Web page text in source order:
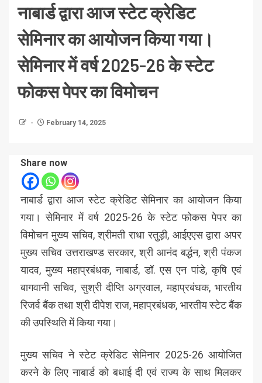
नाबार्ड द्वारा आज स्टेट क्रेडिट
सेमिनार का आयोजन किया गया।
सेमिनार में वर्ष 2025-26 के स्टेट
फोकस पेपर का विमोचन
February 14, 2025
Share now
नाबार्ड द्वारा आज स्टेट क्रेडिट सेमिनार का आयोजन किया
गया। सेमिनार में वर्ष 2025-26 के स्टेट फोकस पेपर का
विमोचन मुख्य सचिव, श्रीमती राधा रतुड़ी, आईएएस द्वारा अपर
मुख्य सचिव उत्तराखण्ड सरकार, श्री आनंद बर्द्धन, श्री पंकज
यादव, मुख्य महाप्रबंधक, नाबार्ड, डॉ. एस एन पांडे, कृषि एवं
बागवानी सचिव, सुश्री दीप्ति अग्रवाल, महाप्रबंधक, भारतीय
रिजर्व बैंक तथा श्री दीपेश राज, महाप्रबंधक, भारतीय स्टेट बैंक
की उपस्थिति में किया गया।
मुख्य सचिव ने स्टेट क्रेडिट सेमिनार 2025-26 आयोजित
करने के लिए नाबार्ड को बधाई दी एवं राज्य के साथ मिलकर